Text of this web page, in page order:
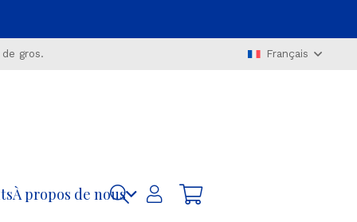
gros. Français
À propos de nous